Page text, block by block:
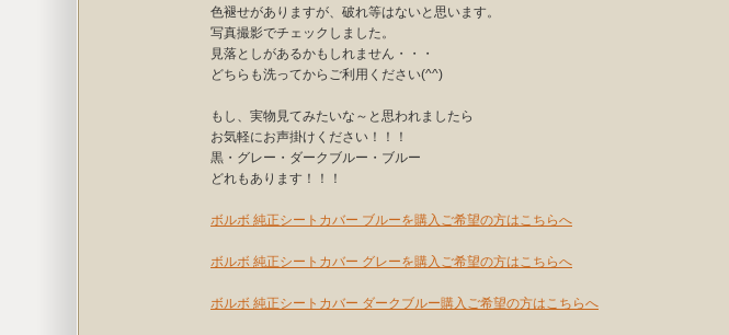
色褪せがありますが、破れ等はないと思います。
写真撮影でチェックしました。
見落としがあるかもしれません・・・
どちらも洗ってからご利用ください(^^)
もし、実物見てみたいな～と思われましたら
お気軽にお声掛けください！！！
黒・グレー・ダークブルー・ブルー
どれもあります！！！
ボルボ 純正シートカバー ブルーを購入ご希望の方はこちらへ
ボルボ 純正シートカバー グレーを購入ご希望の方はこちらへ
ボルボ 純正シートカバー ダークブルー購入ご希望の方はこちらへ